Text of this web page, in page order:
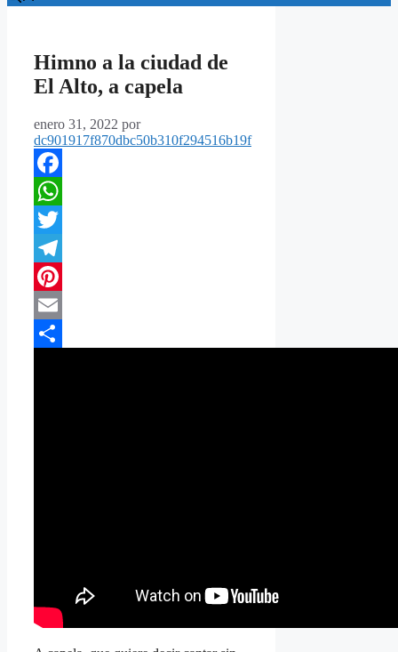
Himno a la ciudad de
El Alto, a capela
enero 31, 2022 por
dc901917f870dbc50b310f294516b19f
Facebook
WhatsApp
Twitter
Telegram
Pinterest
Email